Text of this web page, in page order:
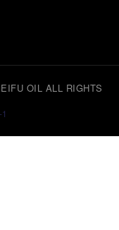
OIL ALL RIGHTS